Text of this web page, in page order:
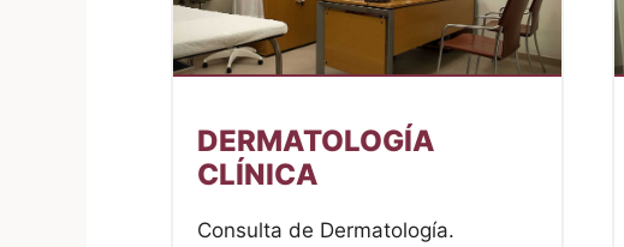
DERMATOLOGÍA
CLÍNICA
Consulta de Dermatología.